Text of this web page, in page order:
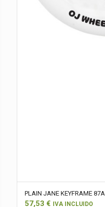
PLAIN JANE KEYFRAME 87A
57,53 € IVA INCLUIDO